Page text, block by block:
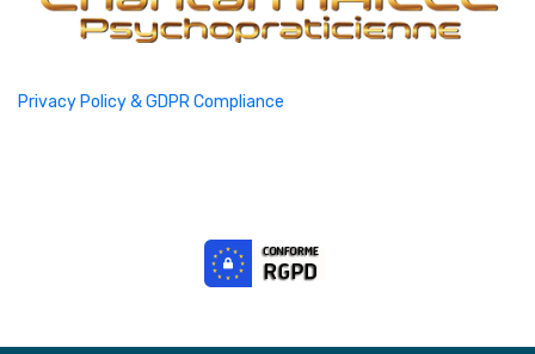
Privacy Policy & GDPR Compliance